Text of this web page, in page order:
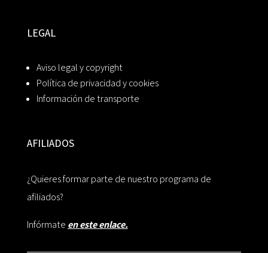
LEGAL
Aviso legal y copyright
Política de privacidad y cookies
Información de transporte
AFILIADOS
¿Quieres formar parte de nuestro programa de
afiliados?
Infórmate en este enlace.